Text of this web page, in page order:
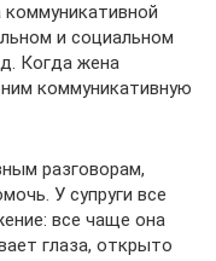
и социальном
Когда жена
коммуникативную
разговорам,
У супруги все
все чаще она
глаза, открыто